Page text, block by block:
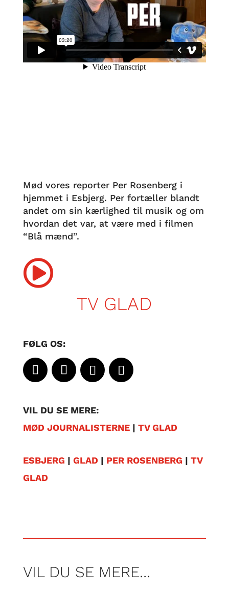
Mød vores reporter Per Rosenberg i
hjemmet i Esbjerg. Per fortæller blandt
andet om sin kærlighed til musik og om
hvordan det var, at være med i filmen
“Blå mænd”.

TV GLAD
FØLG OS:
VIL DU SE MERE:
MØD JOURNALISTERNE| TV GLAD
ESBJERG | GLAD | PER ROSENBERG | TV
GLAD
VIL DU SE MERE…